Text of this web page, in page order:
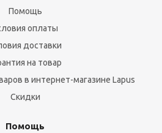
Помощь
оплаты
доставки
на товар
в интернет-магазине Lapus
Скидки
Помощь